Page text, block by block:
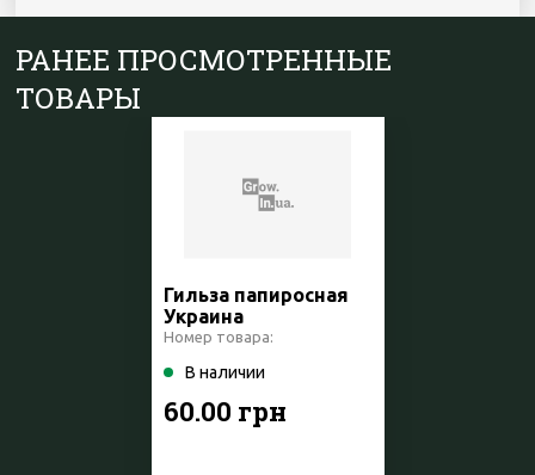
РАНЕЕ ПРОСМОТРЕННЫЕ
ТОВАРЫ
Гильза папиросная
Украина
Номер товара:
В наличии
60.00 грн